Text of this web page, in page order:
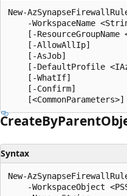
New-
-WorkspaceName
[-ResourceGroupName
    [-AllowAllIp]
    [-AsJob]
[-DefaultProfile
    [-WhatIf]
    [-Confirm]
CreateByParent
Syntax
New-
-WorkspaceObject